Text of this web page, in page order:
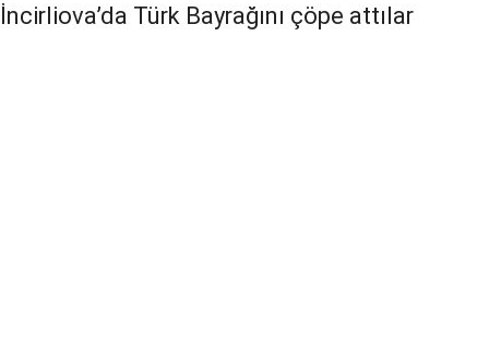
İncirliova’da Türk Bayrağını çöpe attılar